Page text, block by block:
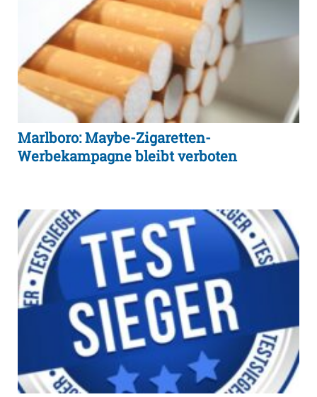
Marlboro: Maybe-Zigaretten-
Werbekampagne bleibt verboten